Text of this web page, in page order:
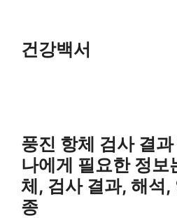
content건강백서
풍진 항체 검사 결과
나에게 필요한 정보
체, 검사 결과, 해석,
종